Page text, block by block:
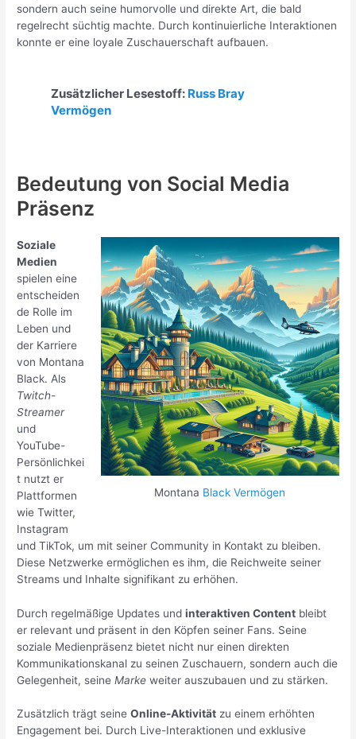
sondern auch seine humorvolle und direkte Art, die bald
regelrecht süchtig machte. Durch kontinuierliche Interaktionen
konnte er eine loyale Zuschauerschaft aufbauen.
Zusätzlicher Lesestoff: Russ Bray
Vermögen
Bedeutung von Social Media
Präsenz
Montana Black Vermögen
Soziale
Medien
spielen eine
entscheiden
de Rolle im
Leben und
der Karriere
von Montana
Black. Als
Twitch-
Streamer
und
YouTube-
Persönlichkei
t nutzt er
Plattformen
wie Twitter,
Instagram
und TikTok, um mit seiner Community in Kontakt zu bleiben.
Diese Netzwerke ermöglichen es ihm, die Reichweite seiner
Streams und Inhalte signifikant zu erhöhen.
Durch regelmäßige Updates undinteraktiven Content bleibt
er relevant und präsent in den Köpfen seiner Fans. Seine
soziale Medienpräsenz bietet nicht nur einen direkten
Kommunikationskanal zu seinen Zuschauern, sondern auch die
Gelegenheit, seineMarke weiter auszubauen und zu stärken.
Zusätzlich trägt seineOnline-Aktivität zu einem erhöhten
Engagement bei. Durch Live-Interaktionen und exklusive